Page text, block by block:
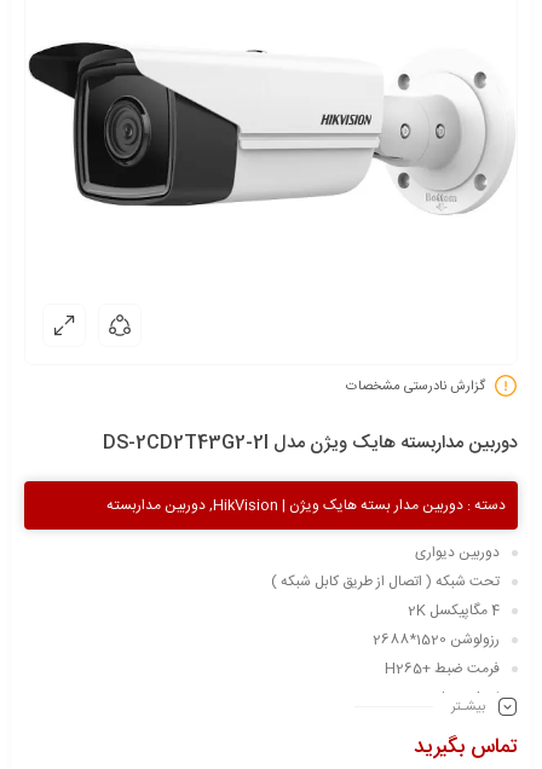
گزارش نادرستی مشخصات
دوربین مداربسته هایک ویژن مدل DS-2CD2T43G2-2I
دسته : دوربین مدار بسته هایک ویژن | HikVision ,دوربین مداربسته
دوربین دیواری
تحت شبکه ( اتصال از طریق کابل شبکه )
4 مگاپیکسل 2K
رزولوشن 1520*2688
فرمت ضبط +H265
لنز 2.8 میلی متر
بدنه آلومینیوم و پلاستیک
بیشـتر
تماس بگیرید